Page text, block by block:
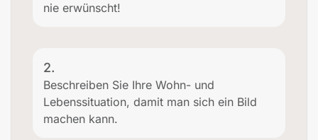
nie erwünscht!
2.
Beschreiben Sie Ihre Wohn- und
Lebenssituation, damit man sich ein Bild
machen kann.